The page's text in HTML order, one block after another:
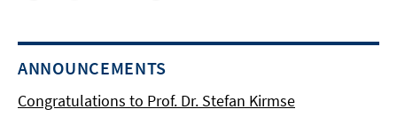
ANNOUNCEMENTS
Congratulations to Prof. Dr. Stefan Kirmse